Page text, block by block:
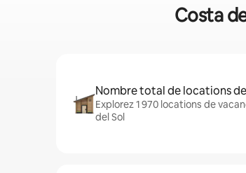
Costa
Nombre total de locations
Explorez 1 970 locations de
del Sol